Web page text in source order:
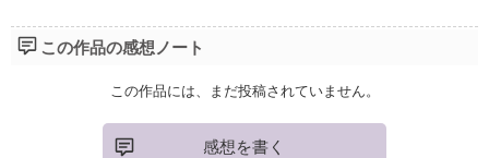
この作品の感想ノート
この作品には、まだ投稿されていません。
感想を書く